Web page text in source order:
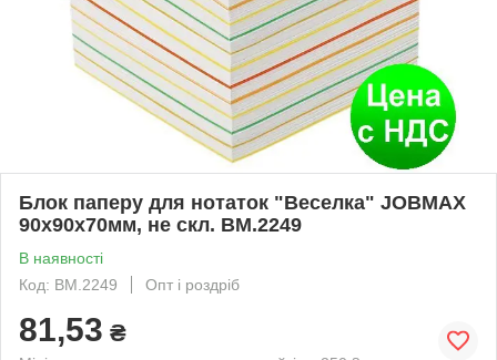
Блок паперу для нотаток "Веселка" JOBMAX
90х90х70мм, не скл. BM.2249
В наявності
Код: BM.2249
Опт і роздріб
81,53 ₴